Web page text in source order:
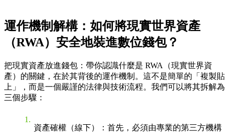
運作機制解構：如何將現實世界資產
（RWA） 安全地裝進數位錢包？
把現實資產放進錢包：帶你認識什麼是 RWA（現實世界資
產）的關鍵，在於其背後的運作機制。這不是簡單的「複製貼
上」，而是一個嚴謹的法律與技術流程。我們可以將其拆解為
三個步驟：
資產確權（線下）
：首先，必須由專業的第三方機構